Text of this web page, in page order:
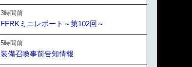
3時間前
FFRKミニレポート～第102回～
5時間前
装備召喚事前告知情報